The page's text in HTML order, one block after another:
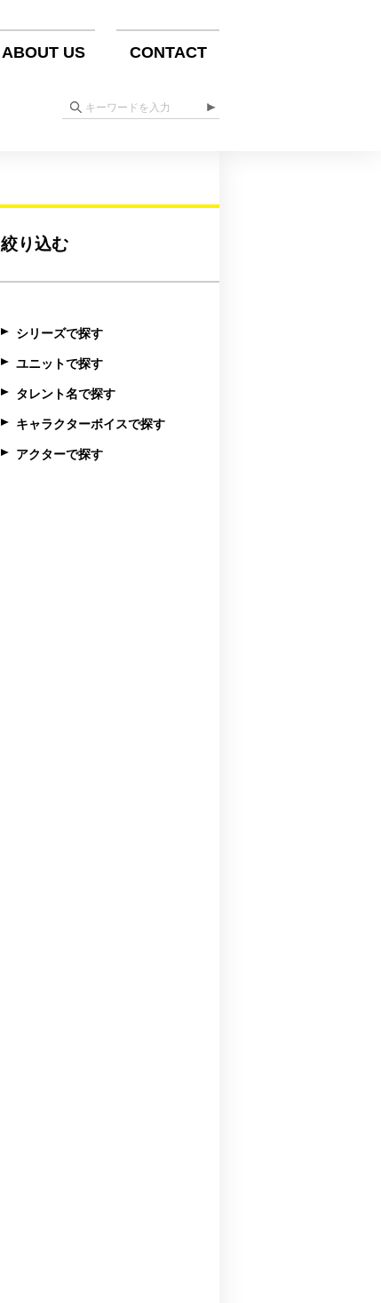
ABOUT US CONTACT
絞り込む
シリーズで探す
ユニットで探す
タレント名で探す
キャラクターボイスで探す
アクターで探す